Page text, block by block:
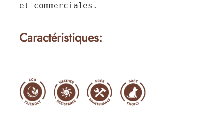
et commerciales.
Caractéristiques: